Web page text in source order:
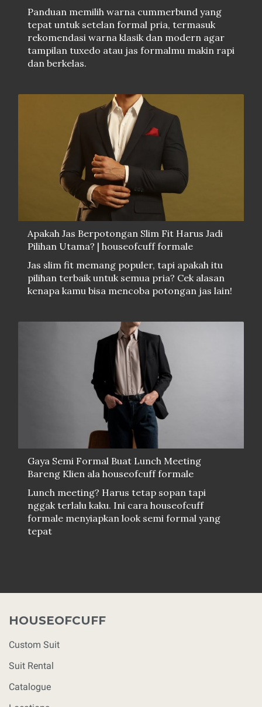
Panduan memilih warna cummerbund yang
tepat untuk setelan formal pria, termasuk
rekomendasi warna klasik dan modern agar
tampilan tuxedo atau jas formalmu makin rapi
dan berkelas.
Apakah Jas Berpotongan Slim Fit Harus Jadi
Pilihan Utama? | houseofcuff formale
Jas slim fit memang populer, tapi apakah itu
pilihan terbaik untuk semua pria? Cek alasan
kenapa kamu bisa mencoba potongan jas lain!
Gaya Semi Formal Buat Lunch Meeting
Bareng Klien ala houseofcuff formale
Lunch meeting? Harus tetap sopan tapi
nggak terlalu kaku. Ini cara houseofcuff
formale menyiapkan look semi formal yang
tepat
HOUSEOFCUFF
Custom Suit
Suit Rental
Catalogue